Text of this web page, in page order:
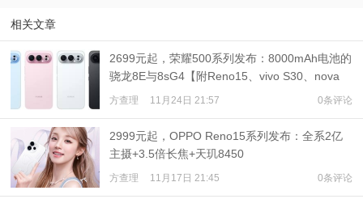
相关文章
2699元起，荣耀500系列发布：8000mAh电池的
骁龙8E与8sG4【附Reno15、vivo S30、nova
14系列对比】
方查理 11月24日 21:57 0条评论
2999元起，OPPO Reno15系列发布：全系2亿
主摄+3.5倍长焦+天玑8450
方查理 11月17日 21:45 0条评论